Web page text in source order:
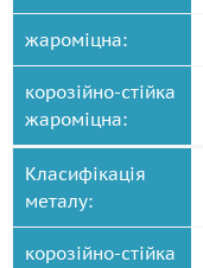
жароміцна:
корозійно-стійка
жароміцна:
Класифікація
металу:
корозійно-стійка